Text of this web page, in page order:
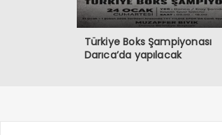
Türkiye Boks Şampiyonası
Darıca’da yapılacak